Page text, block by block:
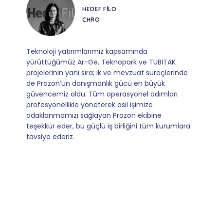
CORESYS
SATIŞ YÖNETICISI
Mevzuata uyum, başvuru ve izleme adımlarında
sağladıkları kusursuz yönlendirme sayesinde artık
operasyonlarımızı sıfır kaygı ve tam güvenle
yürütüyoruz. İş birliğimizi bizim için asıl değerli
kılan ise; ihtiyaç duyduğumuz her an ulaşılabilir
olmaları ve sorularımıza aldığımız hızlı geri
dönüşler.